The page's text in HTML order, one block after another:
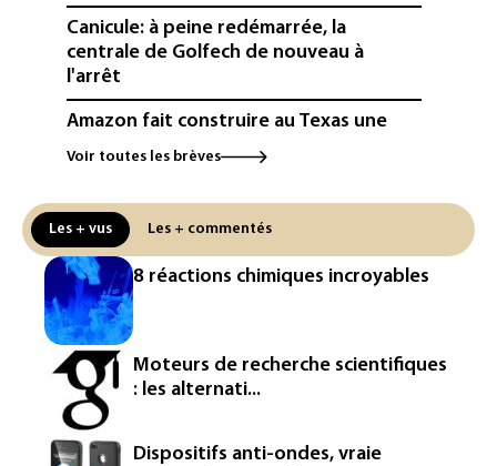
Canicule: à peine redémarrée, la
centrale de Golfech de nouveau à
l'arrêt
Amazon fait construire au Texas une
immense centrale à gaz pour ses
L'UE demande à Meta et TikTok de
renforcer la surveillance et la
vérification des faits après l'affaire de
Ceuta
L'Europe se prépare à une baisse de la
production d'électricité lors de l'éclipse
solaire
La métropole de Rouen porte plainte
contre BASF pour pollution aux PFAS
Voir toutes les brèves
Les + vus Les + commentés
8 réactions chimiques incroyables
Moteurs de recherche scientifiques
: les alternati...
Dispositifs anti-ondes, vraie